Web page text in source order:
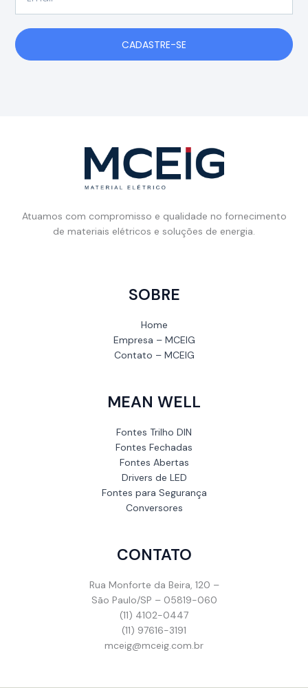
CADASTRE-SE
Atuamos com compromisso e qualidade no fornecimento
de materiais elétricos e soluções de energia.
SOBRE
Home
Empresa – MCEIG
Contato – MCEIG
MEAN WELL
Fontes Trilho DIN
Fontes Fechadas
Fontes Abertas
Drivers de LED
Fontes para Segurança
Conversores
CONTATO
Rua Monforte da Beira, 120 –
São Paulo/SP – 05819-060
(11) 4102-0447
(11) 97616-3191
mceig@mceig.com.br